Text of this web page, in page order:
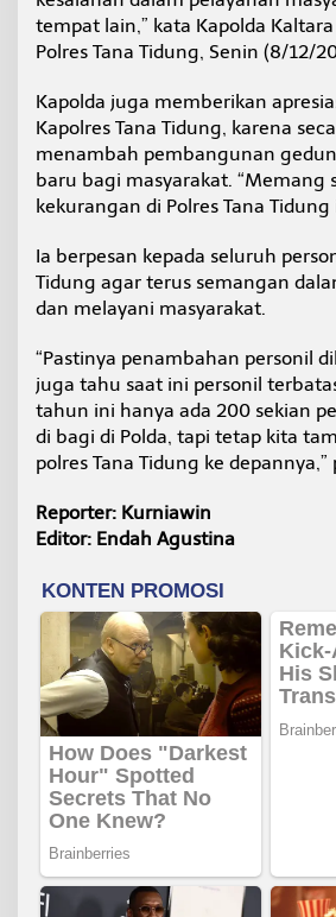
tempat lain,” kata Kapolda
Polres Tana Tidung, Senin (8/12/
Kapolda juga memberikan
Kapolres Tana Tidung, karena
menambah pembangunan
baru bagi masyarakat. “Memang
kekurangan di Polres Tana
Ia berpesan kepada seluruh
Tidung agar terus semangan
dan melayani masyarakat.
“Pastinya penambahan personil
juga tahu saat ini personil
tahun ini hanya ada 200 sekian
di bagi di Polda, tapi tetap kita
polres Tana Tidung ke
Reporter: Kurniawin
Editor: Endah Agustina